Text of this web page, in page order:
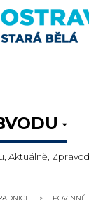
Aktuálně,
POVINNĚ